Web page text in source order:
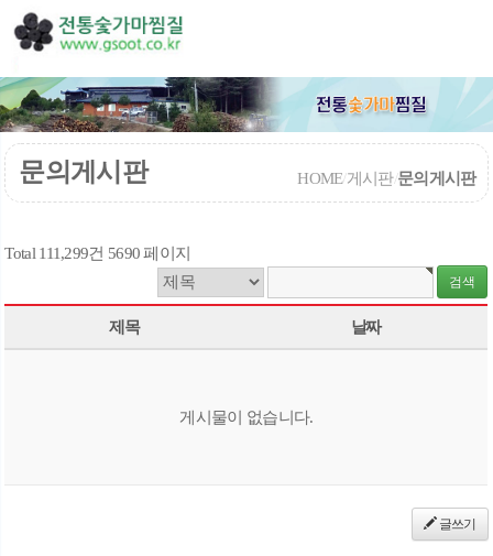
문의게시판 HOME/게시판/문의게시판
Total 111,299건 5690 페이지
제목 날짜
게시물이 없습니다.
글쓰기